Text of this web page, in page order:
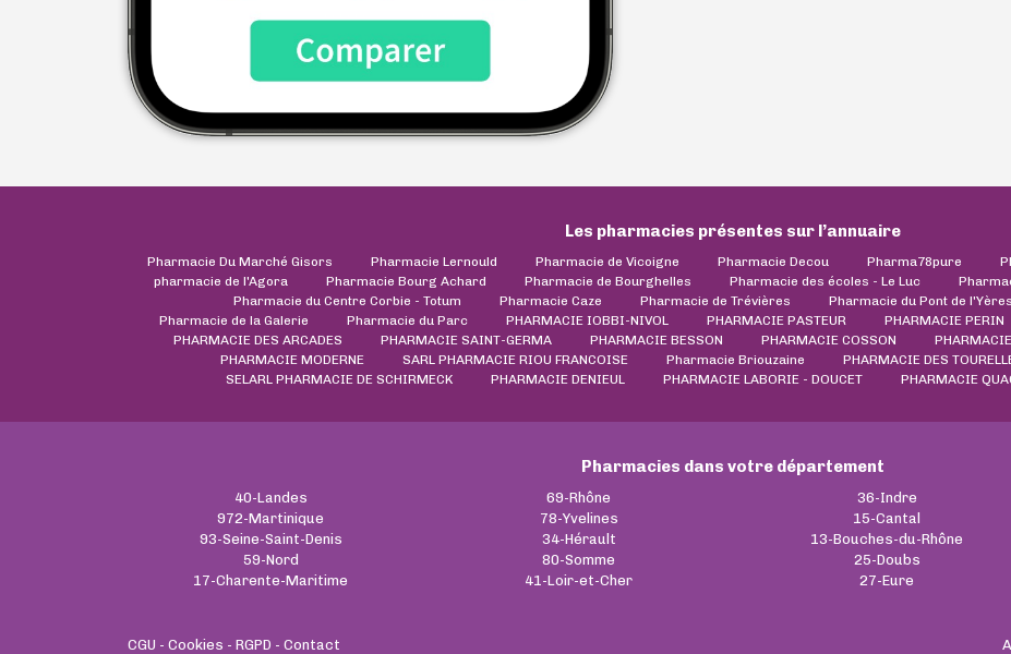
Les pharmacies présentes sur l’annuaire
Pharmacie Du Marché Gisors Pharmacie Lernould Pharmacie de Vicoigne Pharmacie Decou Pharma78pure
pharmacie de l'Agora
Pharmacie Bourg Achard Pharmacie de Bourghelles Pharmacie des écoles - Le Luc
Pharmacie du Centre Corbie - Totum
Pharmacie Caze Pharmacie de Trévières Pharmacie du Pont de l'Yères
Pharmacie de la Galerie
Pharmacie du Parc PHARMACIE IOBBI-NIVOL PHARMACIE PASTEUR PHARMACIE PERIN
PHARMACIE DES ARCADES
PHARMACIE SAINT-GERMA PHARMACIE BESSON PHARMACIE COSSON
PHARMACIE MODERNE
SARL PHARMACIE RIOU FRANCOISE Pharmacie Briouzaine PHARMACIE DES
SELARL PHARMACIE DE SCHIRMECK
PHARMACIE DENIEUL PHARMACIE LABORIE - DOUCET PHARMACIE
Pharmacies dans votre département
40-Landes
972-Martinique
93-Seine-Saint-Denis
59-Nord
17-Charente-Maritime
69-Rhône
78-Yvelines
34-Hérault
80-Somme
41-Loir-et-Cher
36-Indre
15-Cantal
13-Bouches-du-Rhône
25-Doubs
27-Eure
CGU - Cookies - RGPD - Contact